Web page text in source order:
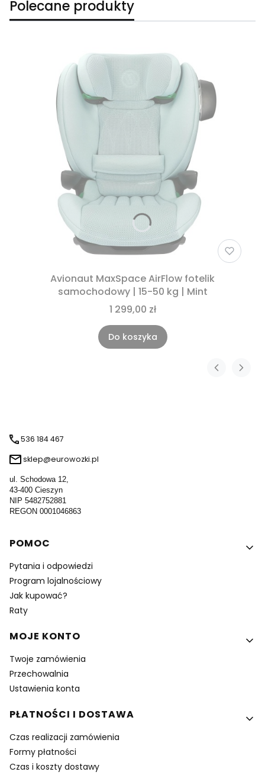
Polecane produkty
Avionaut MaxSpace AirFlow fotelik
samochodowy | 15-50 kg | Mint
1 299,00 zł
Do koszyka
536 184 467
sklep@eurowozki.pl
ul. Schodowa 12,
43-400 Cieszyn
NIP 5482752881
REGON 0001046863
Linki w stopce
POMOC
Pytania i odpowiedzi
Program lojalnościowy
Jak kupować?
Raty
MOJE KONTO
Twoje zamówienia
Przechowalnia
Ustawienia konta
PŁATNOŚCI I DOSTAWA
Czas realizacji zamówienia
Formy płatności
Czas i koszty dostawy